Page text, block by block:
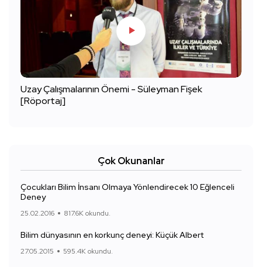
Uzay Çalışmalarının Önemi - Süleyman Fişek
[Röportaj]
Çok Okunanlar
Çocukları Bilim İnsanı Olmaya Yönlendirecek 10 Eğlenceli
Deney
25.02.2016 817.6K okundu.
Bilim dünyasının en korkunç deneyi: Küçük Albert
27.05.2015 595.4K okundu.